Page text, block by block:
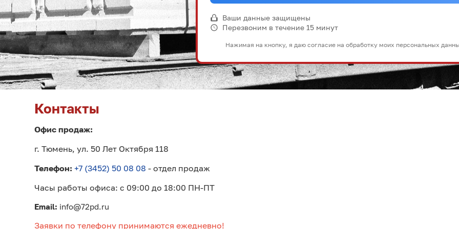
Ваши данные защищены
Перезвоним в течение 15 минут
Нажимая на кнопку, я даю согласие на обработку моих персональных
Контакты
Офис продаж:
г. Тюмень, ул. 50 Лет Октября 118
Телефон: +7 (3452) 50 08 08 - отдел продаж
Часы работы офиса: с 09:00 до 18:00 ПН-ПТ
Email: info@72pd.ru
Заявки по телефону принимаются ежедневно!